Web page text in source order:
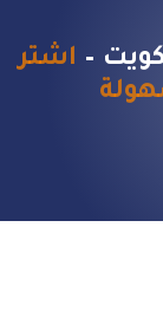
– اشتر